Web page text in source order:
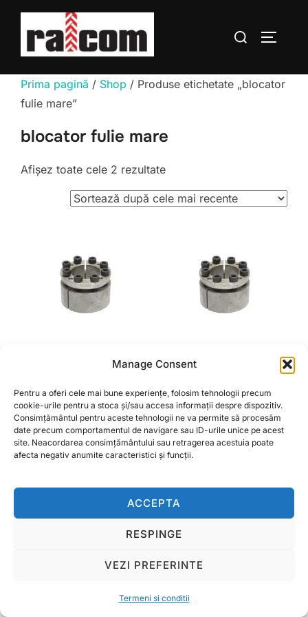
Manage Consent
Pentru a oferi cele mai bune experiențe, folosim tehnologii precum
cookie-urile pentru a stoca și/sau accesa informații despre dispozitiv.
Consimțământul pentru aceste tehnologii ne va permite să procesăm
date precum comportamentul de navigare sau ID-urile unice pe acest
site. Neacordarea consimțământului sau retragerea acestuia poate
afecta negativ anumite caracteristici și funcții.
ACCEPTA
RESPINGE
VEZI PREFERINTE
Termeni si conditii
conținut
Caută
Prima pagină / Shop / Produse etichetate „blocator
fulie mare”
blocator fulie mare
Afișez toate cele 2 rezultateSortat
după
cele
Blocator fulie mare
pentru tocatoare seria
DPS, BK98211, BK98212,
BK98213, BK98214
CITEȘTE MAI MULT
Blocator fulie mare
pentru tocatoare seria
KFH, BK98216, BK98217
CITEȘTE MAI MULT